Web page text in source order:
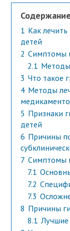
Содержание
1 Как
детей
2 Симптомы
2.1 Методы
3 Что такое
4 Методы
5 Признаки
детей
6 Причины
7 Симптомы
7.1
7.2
7.3
8 Причины
8.1 Лучшие